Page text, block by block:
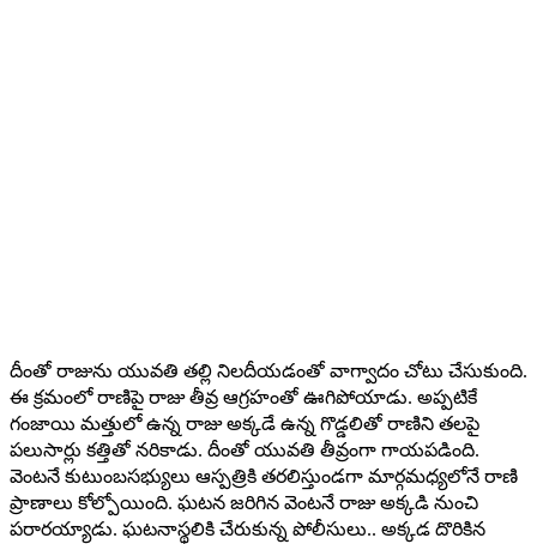
దీంతో రాజును యువతి తల్లి నిలదీయడంతో వాగ్వాదం చోటు చేసుకుంది.
ఈ క్రమంలో రాణిపై రాజు తీవ్ర ఆగ్రహంతో ఊగిపోయాడు. అప్పటికే
గంజాయి మత్తులో ఉన్న రాజు అక్కడే ఉన్న గొడ్డలితో రాణిని తలపై
పలుసార్లు కత్తితో నరికాడు. దీంతో యువతి తీవ్రంగా గాయపడింది.
వెంటనే కుటుంబసభ్యులు ఆస్పత్రికి తరలిస్తుండగా మార్గమధ్యలోనే రాణి
ప్రాణాలు కోల్పోయింది. ఘటన జరిగిన వెంటనే రాజు అక్కడి నుంచి
పరారయ్యాడు. ఘటనాస్థలికి చేరుకున్న పోలీసులు.. అక్కడ దొరికిన